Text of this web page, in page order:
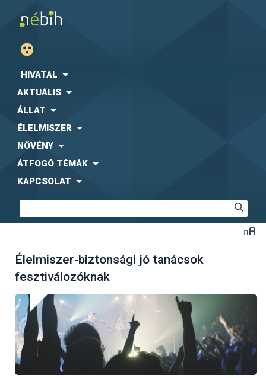
HIVATAL
AKTUÁLIS
ÁLLAT
ÉLELMISZER
NÖVÉNY
ÁTFOGÓ TÉMÁK
KAPCSOLAT
Élelmiszer-biztonsági jó tanácsok
fesztiválozóknak